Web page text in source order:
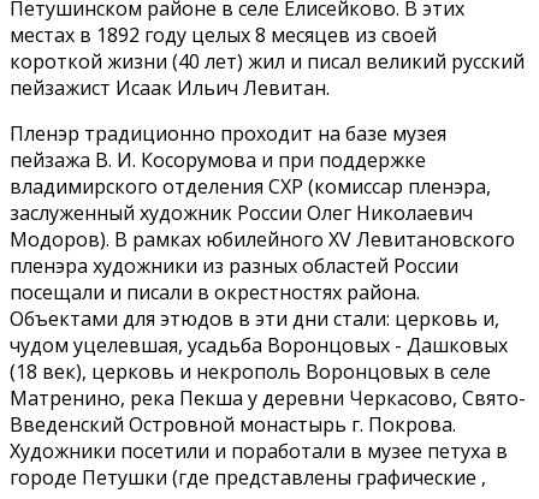
Петушинском районе в селе Елисейково. В этих
местах в 1892 году целых 8 месяцев из своей
короткой жизни (40 лет) жил и писал великий русский
пейзажист Исаак Ильич Левитан.
Пленэр традиционно проходит на базе музея
пейзажа В. И. Косорумова и при поддержке
владимирского отделения СХР (комиссар пленэра,
заслуженный художник России Олег Николаевич
Модоров). В рамках юбилейного XV Левитановского
пленэра художники из разных областей России
посещали и писали в окрестностях района.
Объектами для этюдов в эти дни стали: церковь и,
чудом уцелевшая, усадьба Воронцовых - Дашковых
(18 век), церковь и некрополь Воронцовых в селе
Матренино, река Пекша у деревни Черкасово, Свято-
Введенский Островной монастырь г. Покрова.
Художники посетили и поработали в музее петуха в
городе Петушки (где представлены графические ,